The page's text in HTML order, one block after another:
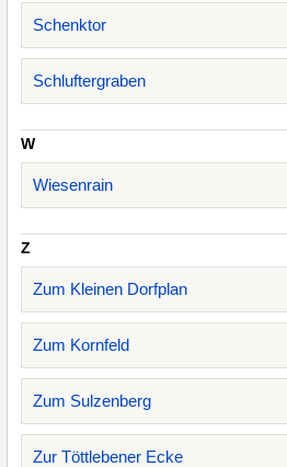
Schenktor
Schluftergraben
W
Wiesenrain
Z
Zum Kleinen Dorfplan
Zum Kornfeld
Zum Sulzenberg
Zur Töttlebener Ecke